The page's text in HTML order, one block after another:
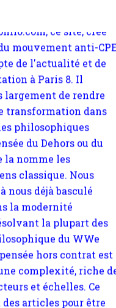
transformation dans
philosophiques
du Dehors ou du
la nomme les
classique. Nous
nous déjà basculé
la modernité
la plupart des
du WWe
hors contrat est
complexité, riche de
et échelles. Ce
articles pour être
grand nombre de